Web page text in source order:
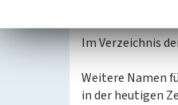
Im Verzeichnis
Weitere Namen
in der heutigen